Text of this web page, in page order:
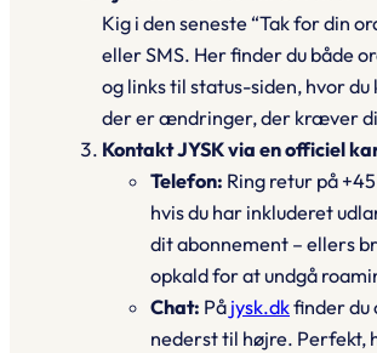
Kig i den seneste“Tak for din
eller SMS. Her finder du både
og links til status-siden, hvor du
der er ændringer, der kræver
Kontakt JYSK via en officiel
Telefon: Ring retur på
hvis du har inkluderet
dit abonnement – ellers
opkald for at undgå
Chat: På jysk.dkfinder du
nederst til højre. Perfekt,